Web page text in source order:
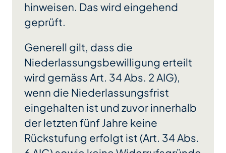
hinweisen. Das wird eingehend
geprüft.
Generell gilt, dass die
Niederlassungsbewilligung erteilt
wird gemäss Art. 34 Abs. 2 AIG),
wenn die Niederlassungsfrist
eingehalten ist und zuvor innerhalb
der letzten fünf Jahre keine
Rückstufung erfolgt ist (Art. 34 Abs.